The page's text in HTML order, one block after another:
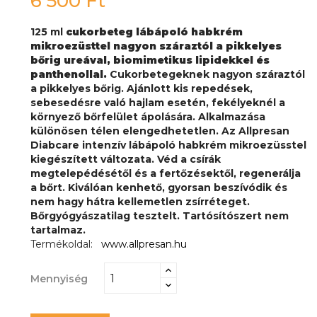
125 ml cukorbeteg lábápoló habkrém
mikroezüsttel nagyon száraztól a pikkelyes
bőrig ureával, biomimetikus lipidekkel és
panthenollal. Cukorbetegeknek nagyon száraztól
a pikkelyes bőrig. Ajánlott kis repedések,
sebesedésre való hajlam esetén, fekélyeknél a
környező bőrfelület ápolására. Alkalmazása
különösen télen elengedhetetlen. Az Allpresan
Diabcare intenzív lábápoló habkrém mikroezüsstel
kiegészített változata. Véd a csírák
megtelepédésétől és a fertőzésektől, regenerálja
a bőrt. Kiválóan kenhető, gyorsan beszívódik és
nem hagy hátra kellemetlen zsírréteget.
Bőrgyógyászatilag tesztelt. Tartósítószert nem
tartalmaz.
Termékoldal: www.allpresan.hu
Mennyiség